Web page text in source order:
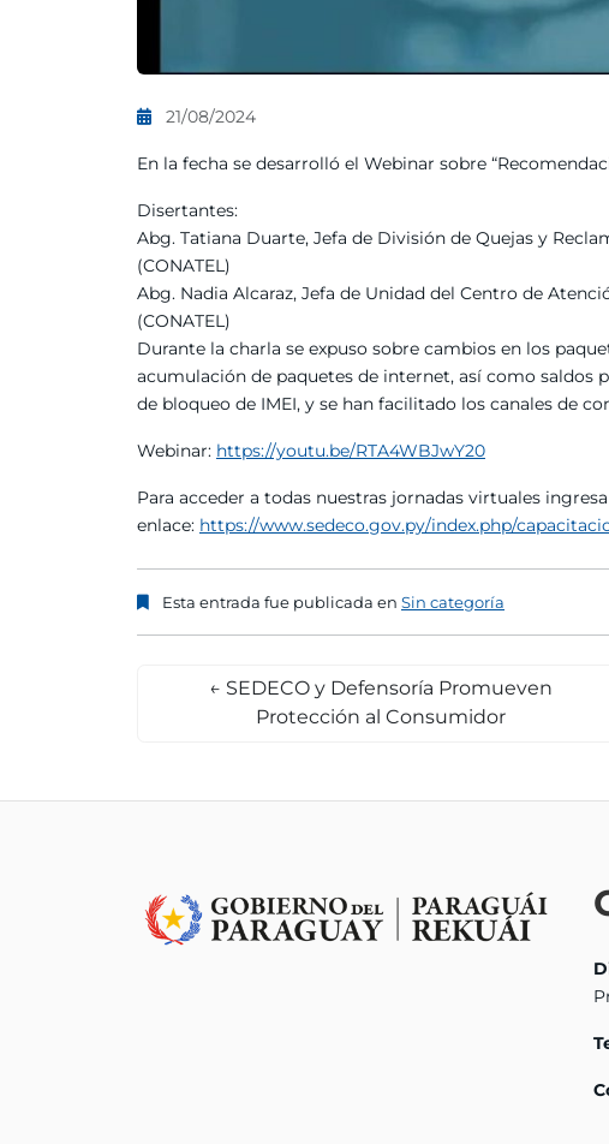
21/08/2024
En la fecha se desarrolló el Webinar sobre
Disertantes:
Abg. Tatiana Duarte, Jefa de División de Quejas y
(CONATEL)
Abg. Nadia Alcaraz, Jefa de Unidad del Centro de
(CONATEL)
Durante la charla se expuso sobre cambios en los
acumulación de paquetes de internet, así como saldos
de bloqueo de IMEI, y se han facilitado los canales de
Webinar: https://youtu.be/RTA4WBJwY20
Para acceder a todas nuestras jornadas virtuales
enlace: https://www.sedeco.gov.py/index.php/
Esta entrada fue publicada en Sin categoría
← SEDECO y Defensoría Promueven
Protección al Consumidor